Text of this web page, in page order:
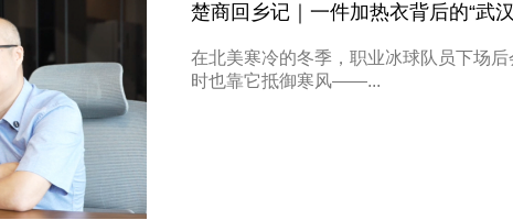
楚商回乡记｜一件加热衣背后的“武
在北美寒冷的冬季，职业冰球队员下场
时也靠它抵御寒风——...